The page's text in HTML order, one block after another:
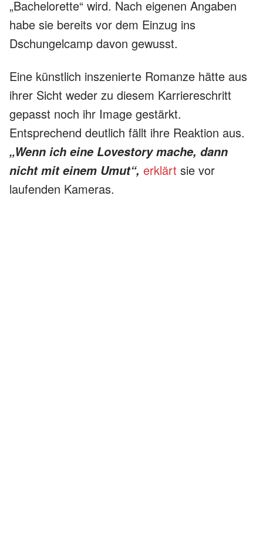
„Bachelorette“ wird. Nach eigenen Angaben
habe sie bereits vor dem Einzug ins
Dschungelcamp davon gewusst.
Eine künstlich inszenierte Romanze hätte aus
ihrer Sicht weder zu diesem Karriereschritt
gepasst noch ihr Image gestärkt.
Entsprechend deutlich fällt ihre Reaktion aus.
„Wenn ich eine Lovestory mache, dann
nicht mit einem Umut“, erklärt sie vor
laufenden Kameras.